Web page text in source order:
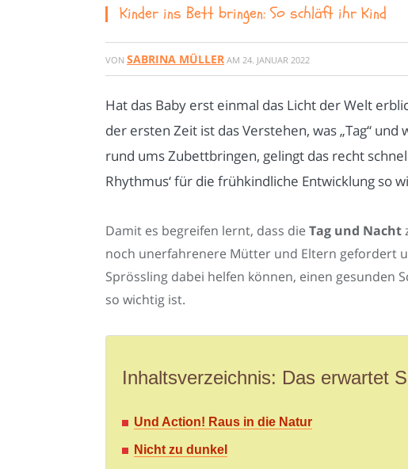
Kinder ins Bett bringen: So schläft ihr Kind
VON SABRINA MÜLLER AM 24. JANUAR 2022
Hat das Baby erst einmal das Licht der Welt
der ersten Zeit ist das Verstehen, was „Tag“
rund ums Zubettbringen, gelingt das recht
Rhythmus‘ für die frühkindliche Entwicklung so
Damit es begreifen lernt, dass die Tag und Nacht
noch unerfahrenere Mütter und Eltern gefordert
Sprössling dabei helfen können, einen gesunden
so wichtig ist.
Inhaltsverzeichnis: Das erwartet
Und Action! Raus in die Natur
Nicht zu dunkel